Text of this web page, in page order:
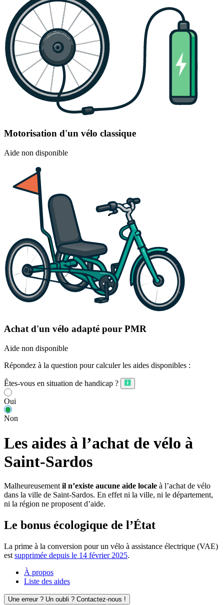
Motorisation d'un vélo classique
Aide non disponible
Achat d'un vélo adapté pour PMR
Aide non disponible
Répondez à la question pour calculer les aides disponibles :
Êtes-vous en situation de handicap ?
Oui
Non
Les aides à l’achat de vélo à
Saint-Sardos
Malheureusement il n’existe aucune aide locale à l’achat de vélo
dans la ville de Saint-Sardos. En effet ni la ville, ni le département,
ni la région ne proposent d’aide.
Le bonus écologique de l’État
La prime à la conversion pour un vélo à assistance électrique (VAE)
est supprimée depuis le 14 février 2025.
À propos
Liste des aides
Une erreur ? Un oubli ? Contactez-nous !